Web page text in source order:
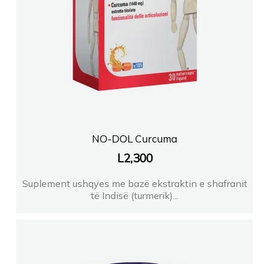
NO-DOL Curcuma
L2,300
Suplement ushqyes me bazë ekstraktin e shafranit
të Indisë (turmerik)...